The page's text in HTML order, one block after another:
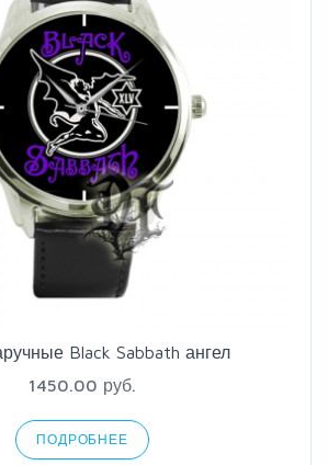
Black Sabbath ангел
1450.00 руб.
ПОДРОБНЕЕ